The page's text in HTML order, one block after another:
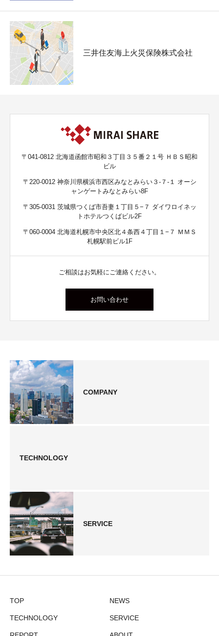
三井住友海上火災保険株式会社
〒041-0812 北海道函館市昭和３丁目３５番２１号 ＨＢＳ昭和
ビル
〒220-0012 神奈川県横浜市西区みなとみらい３-７-１ オーシ
ャンゲートみなとみらい8F
〒305-0031 茨城県つくば市吾妻１丁目５−７ ダイワロイネッ
トホテルつくばビル2F
〒060-0004 北海道札幌市中央区北４条西４丁目１−７ ＭＭＳ
札幌駅前ビル1F
ご相談はお気軽にご連絡ください。
お問い合わせ
COMPANY
TECHNOLOGY
SERVICE
TOP NEWS
TECHNOLOGY SERVICE